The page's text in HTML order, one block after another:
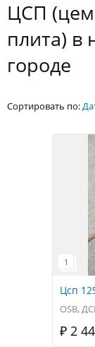
ЦСП
плита) в
городе
Сортировать по:
Цсп
OSB,
Также
₽ 2